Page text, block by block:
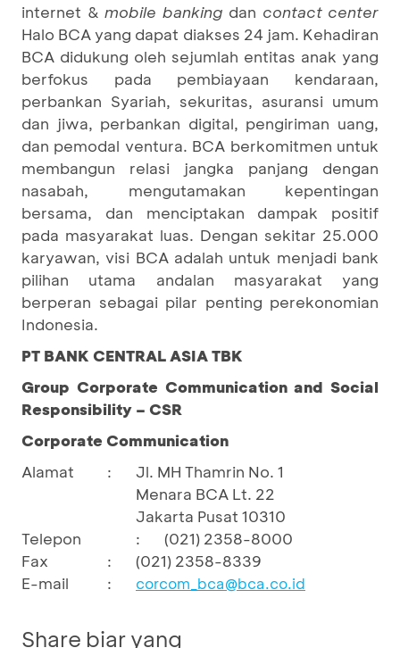
internet & mobile banking dan contact center
Halo BCA yang dapat diakses 24 jam. Kehadiran
BCA didukung oleh sejumlah entitas anak yang
berfokus pada pembiayaan kendaraan,
perbankan Syariah, sekuritas, asuransi umum
dan jiwa, perbankan digital, pengiriman uang,
dan pemodal ventura. BCA berkomitmen untuk
membangun relasi jangka panjang dengan
nasabah, mengutamakan kepentingan
bersama, dan menciptakan dampak positif
pada masyarakat luas. Dengan sekitar 25.000
karyawan, visi BCA adalah untuk menjadi bank
pilihan utama andalan masyarakat yang
berperan sebagai pilar penting perekonomian
Indonesia.
PT BANK CENTRAL ASIA TBK
Group Corporate Communication and Social
Responsibility – CSR
Corporate Communication
Alamat
:
Jl. MH Thamrin No. 1
Menara BCA Lt. 22
Jakarta Pusat 10310
Telepon
:
(021) 2358-8000
Fax
:
(021) 2358-8339
E-mail
: corcom_bca@bca.co.id
Share biar yang